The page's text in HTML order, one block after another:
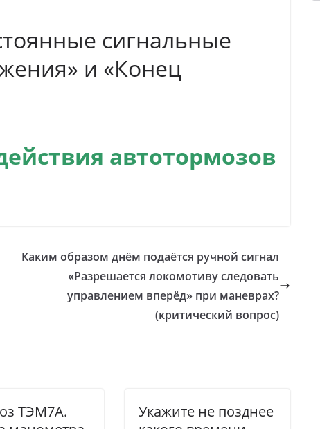
сигнальные
и «Конец
автотормозов
Каким образом днём подаётся ручной сигнал
«Разрешается локомотиву следовать
управлением вперёд» при маневрах?
(критический вопрос)
ТЭМ7А.
Укажите не позднее